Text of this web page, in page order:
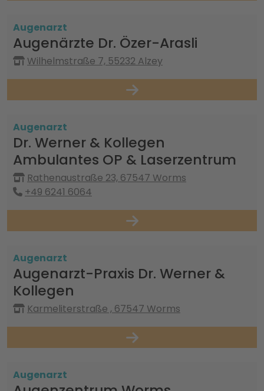
Augenarzt
Augenärzte Dr. Özer-Arasli
Wilhelmstraße 7, 55232 Alzey
Augenarzt
Dr. Werner & Kollegen
Ambulantes OP & Laserzentrum
Rathenaustraße 23, 67547 Worms
+49 6241 6064
Augenarzt
Augenarzt-Praxis Dr. Werner &
Kollegen
Karmeliterstraße , 67547 Worms
Augenarzt